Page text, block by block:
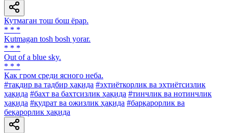
Кутмаган тош бош ёрар.
* * *
Kutmagan tosh bosh yorar.
* * *
Out of a blue sky.
* * *
Как гром среди ясного неба.
#тақдир ва тадбир ҳақида #эҳтиёткорлик ва эҳтиётсизлик
ҳақида #бахт ва бахтсизлик ҳақида #тинчлик ва нотинчлик
ҳақида #қудрат ва ожизлик ҳақида #барқарорлик ва
беқарорлик ҳақида